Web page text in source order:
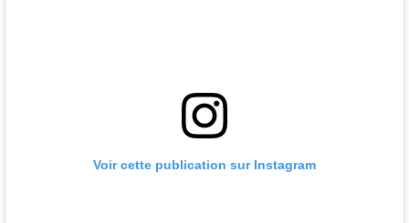
Voir cette publication sur Instagram